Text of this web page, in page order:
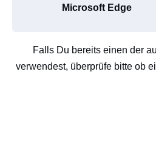
Microsoft Edge
Falls Du bereits einen der
verwendest, überprüfe bitte ob